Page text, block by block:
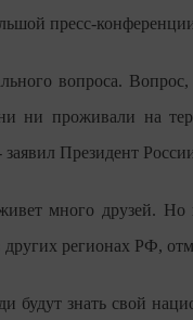
пресс-
вопроса.
ни проживали на
Президент
много друзей. Но
регионах РФ,
будут знать свой